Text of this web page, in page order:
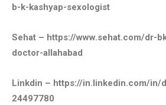
b-k-kashyap-sexologist
Sehat – https://www.sehat.com/dr-
doctor-allahabad
Linkdin – https://in.linkedin.com/in/
24497780